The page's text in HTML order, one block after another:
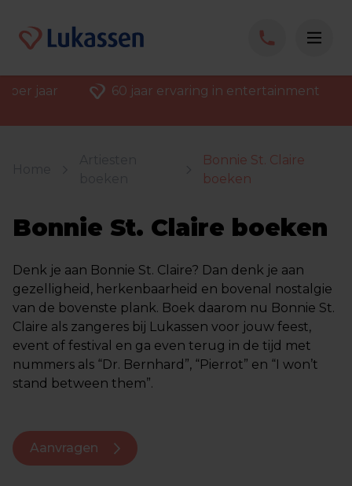
per jaar 60 jaar ervaring in entertainment
Bonnie St. Claire
boeken
Bonnie St. Claire boeken
Denk je aan Bonnie St. Claire? Dan denk je aan
gezelligheid, herkenbaarheid en bovenal nostalgie
van de bovenste plank. Boek daarom nu Bonnie St.
Claire als zangeres bij Lukassen voor jouw feest,
event of festival en ga even terug in de tijd met
nummers als “Dr. Bernhard”, “Pierrot” en “I won’t
stand between them”.
Aanvragen